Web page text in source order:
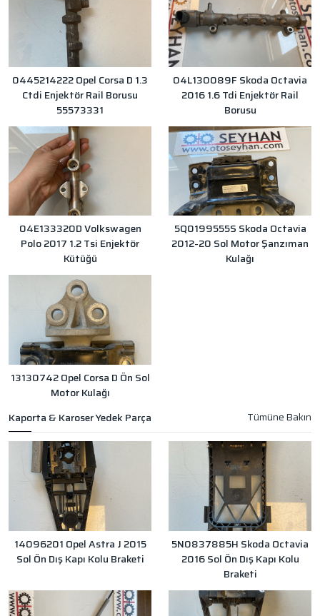
0445214222 Opel Corsa D 1.3
Ctdi Enjektör Rail Borusu
55573331
04L130089F Skoda Octavia
2016 1.6 Tdi Enjektör Rail
Borusu
04E133320D Volkswagen
Polo 2017 1.2 Tsi Enjektör
Kütüğü
5Q0199555S Skoda Octavia
2012-20 Sol Motor Şanzıman
Kulağı
13130742 Opel Corsa D Ön Sol
Motor Kulağı
Kaporta & Karoser Yedek Parça
14096201 Opel Astra J 2015
Sol Ön Dış Kapı Kolu Braketi
5N0837885H Skoda Octavia
2016 Sol Ön Dış Kapı Kolu
Braketi